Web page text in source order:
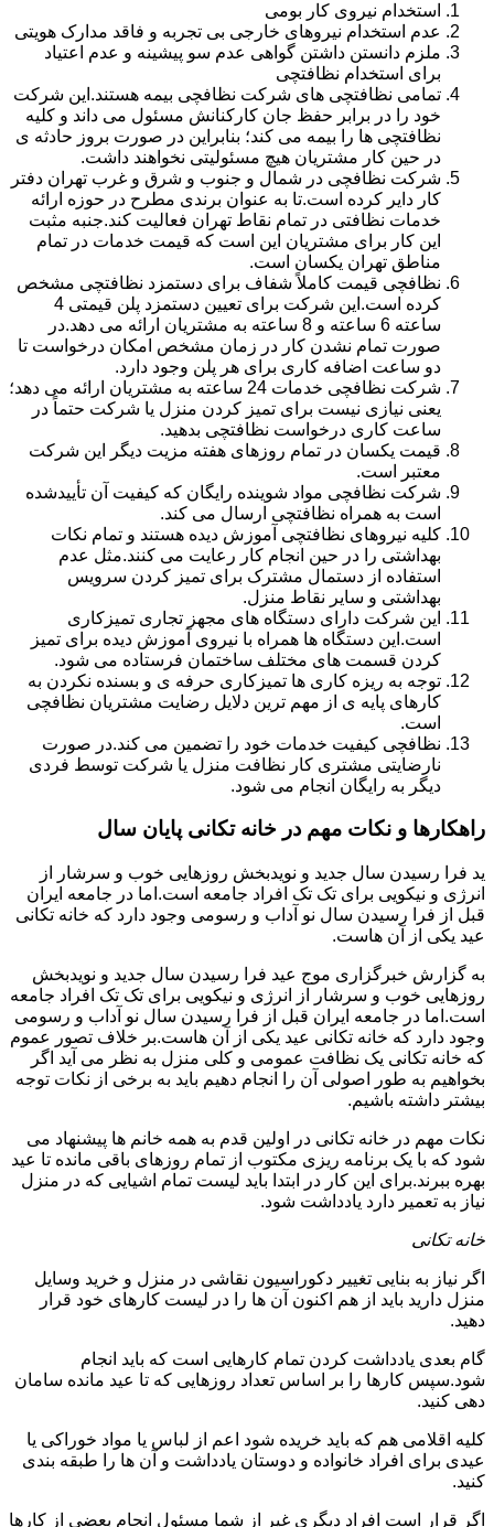
استخدام نیروی کار بومی
عدم استخدام نیروهای خارجی بی تجربه و فاقد مدارک هویتی
ملزم دانستن داشتن گواهی عدم سو پیشینه و عدم اعتیاد
برای استخدام نظافتچی
تمامی نظافتچی های شرکت نظافچی بیمه هستند.این شرکت
خود را در برابر حفظ جان کارکنانش مسئول می داند و کلیه
نظافتچی ها را بیمه می کند؛ بنابراین در صورت بروز حادثه ی
در حین کار مشتریان هیچ مسئولیتی نخواهند داشت.
شرکت نظافچی در شمال و جنوب و شرق و غرب تهران دفتر
کار دایر کرده است.تا به عنوان برندی مطرح در حوزه ارائه
خدمات نظافتی در تمام نقاط تهران فعالیت کند.جنبه مثبت
این کار برای مشتریان این است که قیمت خدمات در تمام
مناطق تهران یکسان است.
نظافچی قیمت کاملاً شفاف برای دستمزد نظافتچی مشخص
کرده است.این شرکت برای تعیین دستمزد پلن قیمتی 4
ساعته 6 ساعته و 8 ساعته به مشتریان ارائه می دهد.در
صورت تمام نشدن کار در زمان مشخص امکان درخواست تا
دو ساعت اضافه کاری برای هر پلن وجود دارد.
شرکت نظافچی خدمات 24 ساعته به مشتریان ارائه می دهد؛
یعنی نیازی نیست برای تمیز کردن منزل یا شرکت حتماً در
ساعت کاری درخواست نظافتچی بدهید.
قیمت یکسان در تمام روزهای هفته مزیت دیگر این شرکت
معتبر است.
شرکت نظافچی مواد شوینده رایگان که کیفیت آن تأییدشده
است به همراه نظافتچی ارسال می کند.
کلیه نیروهای نظافتچی آموزش دیده هستند و تمام نکات
بهداشتی را در حین انجام کار رعایت می کنند.مثل عدم
استفاده از دستمال مشترک برای تمیز کردن سرویس
بهداشتی و سایر نقاط منزل.
این شرکت دارای دستگاه های مجهز تجاری تمیزکاری
است.این دستگاه ها همراه با نیروی آموزش دیده برای تمیز
کردن قسمت های مختلف ساختمان فرستاده می شود.
توجه به ریزه کاری ها تمیزکاری حرفه ی و بسنده نکردن به
کارهای پایه ی از مهم ترین دلایل رضایت مشتریان نظافچی
است.
نظافچی کیفیت خدمات خود را تضمین می کند.در صورت
نارضایتی مشتری کار نظافت منزل یا شرکت توسط فردی
دیگر به رایگان انجام می شود.
راهکارها و نکات مهم در خانه تکانی پایان سال
ید فرا رسیدن سال جدید و نویدبخش روزهایی خوب و سرشار از
انرژی و نیکویی برای تک تک افراد جامعه است.اما در جامعه ایران
قبل از فرا رسیدن سال نو آداب و رسومی وجود دارد که خانه تکانی
عید یکی از آن هاست.
به گزارش خبرگزاری موج عید فرا رسیدن سال جدید و نویدبخش
روزهایی خوب و سرشار از انرژی و نیکویی برای تک تک افراد جامعه
است.اما در جامعه ایران قبل از فرا رسیدن سال نو آداب و رسومی
وجود دارد که خانه تکانی عید یکی از آن هاست.بر خلاف تصور عموم
که خانه تکانی یک نظافت عمومی و کلی منزل به نظر می آید اگر
بخواهیم به طور اصولی آن را انجام دهیم باید به برخی از نکات توجه
بیشتر داشته باشیم.
نکات مهم در خانه تکانی در اولین قدم به همه خانم ها پیشنهاد می
شود که با یک برنامه ریزی مکتوب از تمام روزهای باقی مانده تا عید
بهره ببرند.برای این کار در ابتدا باید لیست تمام اشیایی که در منزل
نیاز به تعمیر دارد یادداشت شود.
خانه تکانی
اگر نیاز به بنایی تغییر دکوراسیون نقاشی در منزل و خرید وسایل
منزل دارید باید از هم اکنون آن ها را در لیست کارهای خود قرار
دهید.
گام بعدی یادداشت کردن تمام کارهایی است که باید انجام
شود.سپس کارها را بر اساس تعداد روزهایی که تا عید مانده سامان
دهی کنید.
کلیه اقلامی هم که باید خریده شود اعم از لباس یا مواد خوراکی یا
عیدی برای افراد خانواده و دوستان یادداشت و آن ها را طبقه بندی
کنید.
اگر قرار است افراد دیگری غیر از شما مسئول انجام بعضی از کارها